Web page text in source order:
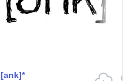
[ank]*